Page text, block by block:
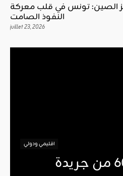
الصين: تونس في قلب معركة
النفوذ الصامت
juillet 23, 2026
اقليمي ودولي
صدور العدد 602 من جريدة